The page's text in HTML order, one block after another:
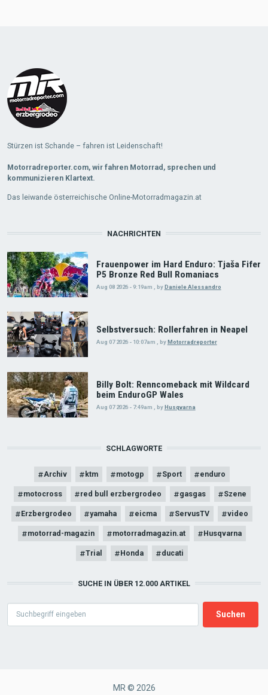
Stürzen ist Schande – fahren ist Leidenschaft!
Motorradreporter.com, wir fahren Motorrad, sprechen und
kommunizieren Klartext.
Das leiwande österreichische Online-Motorradmagazin.at
NACHRICHTEN
Frauenpower im Hard Enduro: Tjaša Fifer
P5 Bronze Red Bull Romaniacs
Aug 08 2026 - 9:19am byDaniele Alessandro
Selbstversuch: Rollerfahren in Neapel
Aug 07 2026 - 10:07am byMotorradreporter
Billy Bolt: Renncomeback mit Wildcard
beim EnduroGP Wales
Aug 07 2026 - 7:49am , byHusqvarna
SCHLAGWORTE
Archiv ktm motogp Sport enduro
motocross red bull erzbergrodeo gasgas Szene
Erzbergrodeo yamaha eicma ServusTV video
motorrad-magazin motorradmagazin.at Husqvarna
Trial Honda ducati
SUCHE IN ÜBER 12.000 ARTIKEL
MR © 2026